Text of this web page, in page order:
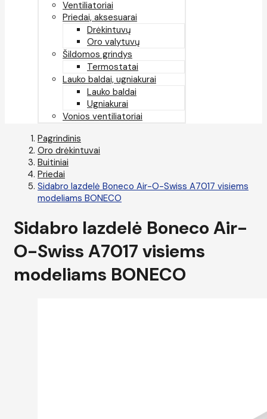
Ventiliatoriai
Priedai, aksesuarai
Drėkintuvų
Oro valytuvų
Šildomos grindys
Termostatai
Lauko baldai, ugniakurai
Lauko baldai
Ugniakurai
Vonios ventiliatoriai
Pagrindinis
Oro drėkintuvai
Buitiniai
Priedai
Sidabro lazdelė Boneco Air-O-Swiss A7017 visiems
modeliams BONECO
Sidabro lazdelė Boneco Air-
O-Swiss A7017 visiems
modeliams BONECO